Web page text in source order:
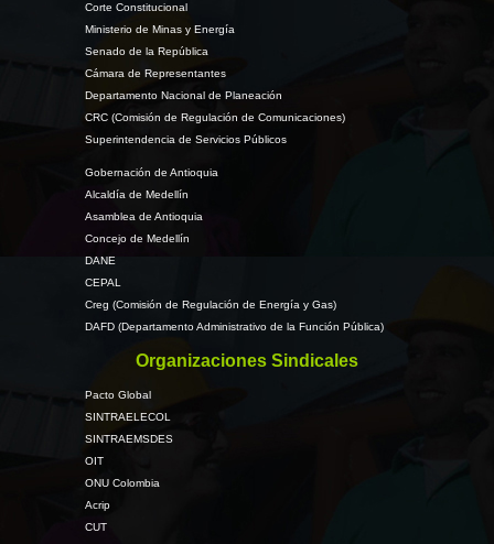
Corte Constitucional
Ministerio de Minas y Energía
Senado de la República
Cámara de Representantes
Departamento Nacional de Planeación
CRC (Comisión de Regulación de Comunicaciones)
Superintendencia de Servicios Públicos
Gobernación de Antioquia
Alcaldía de Medellín
Asamblea de Antioquia
Concejo de Medellín
DANE
CEPAL
Creg (Comisión de Regulación de Energía y Gas)
DAFD (Departamento Administrativo de la Función Pública)
Organizaciones Sindicales
Pacto Global
SINTRAELECOL
SINTRAEMSDES
OIT
ONU Colombia
Acrip
CUT